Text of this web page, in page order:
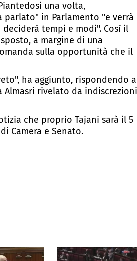
una volta,
parlato" in Parlamento "e verrà
tempi e modi". Così il
a margine di una
sulla opportunità che il
ha aggiunto, rispondendo a
Almasri rivelato da indiscrezioni
che proprio Tajani sarà il 5
Camera e Senato.